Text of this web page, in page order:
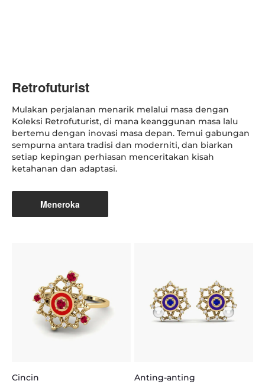
Retrofuturist
Mulakan perjalanan menarik melalui masa dengan
Koleksi Retrofuturist, di mana keanggunan masa lalu
bertemu dengan inovasi masa depan. Temui gabungan
sempurna antara tradisi dan moderniti, dan biarkan
setiap kepingan perhiasan menceritakan kisah
ketahanan dan adaptasi.
Meneroka
Cincin Anting-anting